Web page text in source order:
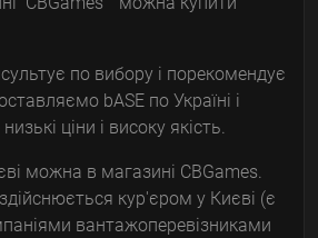
по вибору і порекомендує
bASE по Україні і
ціни і високу якість.
можна в магазині CBGames.
кур'єром у Києві (є
вантажоперевізниками